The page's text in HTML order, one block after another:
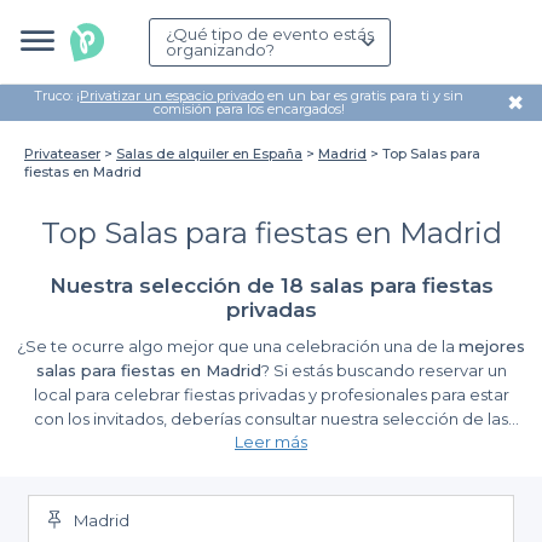
¿Qué tipo de evento estás
organizando?
Truco: ¡Privatizar un espacio privado en un bar es gratis para ti y sin
comisión para los encargados! ✖
Privateaser Salas de alquiler en España Madrid
Top Salas para
fiestas en Madrid
Top Salas para fiestas en Madrid
Nuestra selección de 18 salas para fiestas
privadas
¿Se te ocurre algo mejor que una celebración una de la mejores
salas para fiestas en Madrid? Si estás buscando reservar un
local para celebrar fiestas privadas y profesionales para estar
con los invitados, deberías consultar nuestra selección de las
mejores salas para fiestas en Madrid
es complicado encontrar lasala de fiestas para tu celebración
en la capital con toda la información de internet. Es por ello, que
Leer más
Madrid